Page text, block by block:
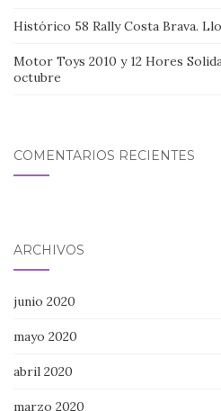
Histórico 58 Rally Costa Brava.
Motor Toys 2010 y 12 Hores
octubre
COMENTARIOS RECIENTES
ARCHIVOS
junio 2020
mayo 2020
abril 2020
marzo 2020